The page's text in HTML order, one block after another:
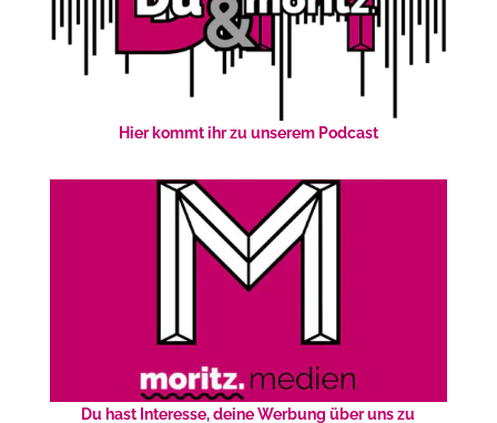
Hier kommt ihr zu unserem Podcast
Du hast Interesse, deine Werbung über uns zu